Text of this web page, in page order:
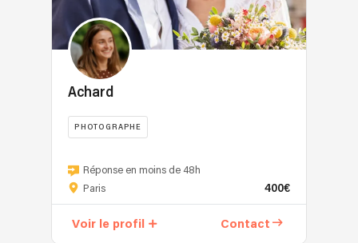
Achard
PHOTOGRAPHE
Réponse en moins de 48h
Paris
400€
Voir le profil Contact